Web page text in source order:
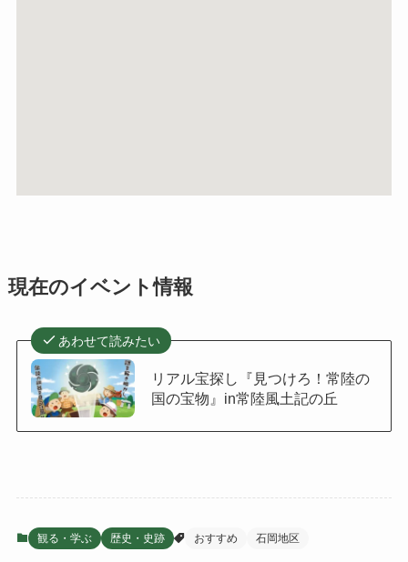
現在のイベント情報
あわせて読みたい
リアル宝探し『見つけろ！常陸の
国の宝物』in常陸風土記の丘
観る・学ぶ 歴史・史跡 おすすめ 石岡地区